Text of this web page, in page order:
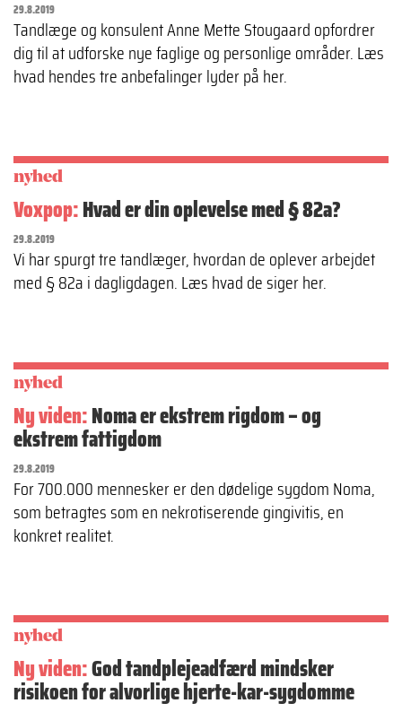
29.8.2019
Tandlæge og konsulent Anne Mette Stougaard opfordrer
dig til at udforske nye faglige og personlige områder. Læs
hvad hendes tre anbefalinger lyder på her.
nyhed
Voxpop:Hvad er din oplevelse med § 82a?
29.8.2019
Vi har spurgt tre tandlæger, hvordan de oplever arbejdet
med § 82a i dagligdagen. Læs hvad de siger her.
nyhed
Ny viden:Noma er ekstrem rigdom – og
ekstrem fattigdom
29.8.2019
For 700.000 mennesker er den dødelige sygdom Noma,
som betragtes som en nekrotiserende gingivitis, en
konkret realitet.
nyhed
Ny viden:God tandplejeadfærd mindsker
risikoen for alvorlige hjerte-kar­-sygdomme